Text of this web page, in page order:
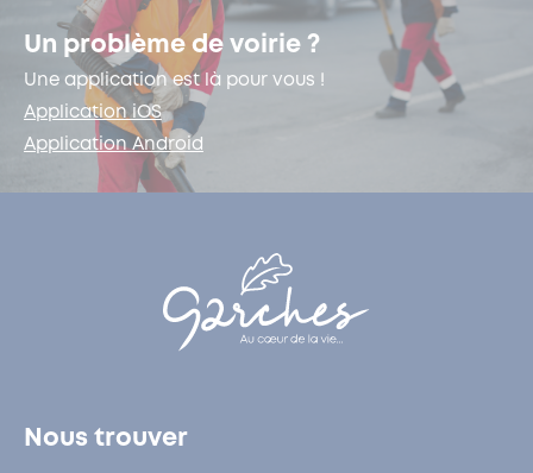
Un problème de voirie ?
Une application est là pour vous !
Application iOS
Application Android
Nous trouver